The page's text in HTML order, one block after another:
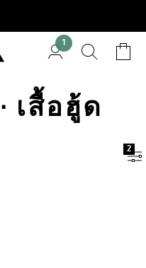
1
เสื้อฮู้ด
2